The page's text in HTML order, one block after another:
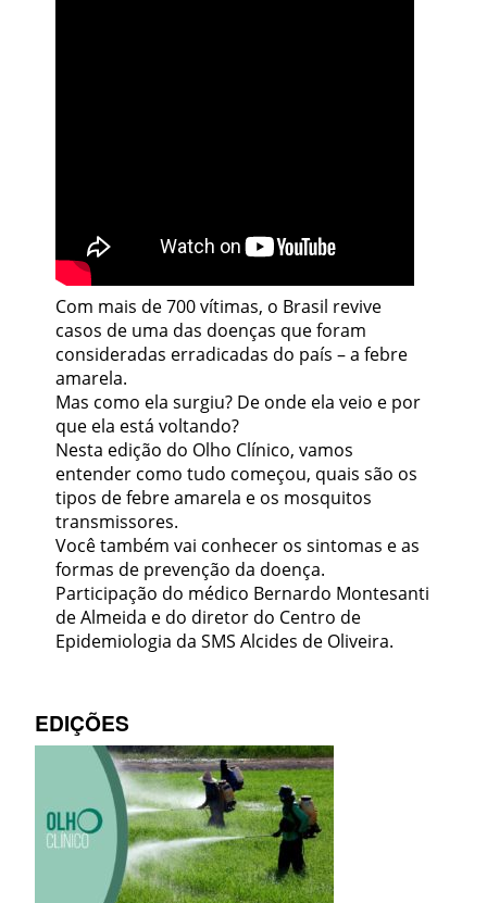
Com mais de 700 vítimas, o Brasil revive
casos de uma das doenças que foram
consideradas erradicadas do país – a febre
amarela.
Mas como ela surgiu? De onde ela veio e por
que ela está voltando?
Nesta edição do Olho Clínico, vamos
entender como tudo começou, quais são os
tipos de febre amarela e os mosquitos
transmissores.
Você também vai conhecer os sintomas e as
formas de prevenção da doença.
Participação do médico Bernardo Montesanti
de Almeida e do diretor do Centro de
Epidemiologia da SMS Alcides de Oliveira.
EDIÇÕES